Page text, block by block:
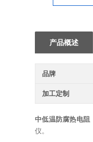
产品概述
品牌
加工定制
中低温防腐热电阻
仪。